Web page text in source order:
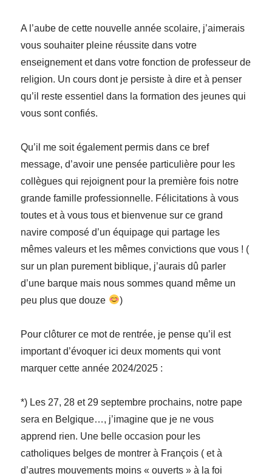
A l’aube de cette nouvelle année scolaire, j’aimerais
vous souhaiter pleine réussite dans votre
enseignement et dans votre fonction de professeur de
religion. Un cours dont je persiste à dire et à penser
qu’il reste essentiel dans la formation des jeunes qui
vous sont confiés.
Qu’il me soit également permis dans ce bref
message, d’avoir une pensée particulière pour les
collègues qui rejoignent pour la première fois notre
grande famille professionnelle. Félicitations à vous
toutes et à vous tous et bienvenue sur ce grand
navire composé d’un équipage qui partage les
mêmes valeurs et les mêmes convictions que vous ! (
sur un plan purement biblique, j’aurais dû parler
d’une barque mais nous sommes quand même un
peu plus que douze
)
Pour clôturer ce mot de rentrée, je pense qu’il est
important d’évoquer ici deux moments qui vont
marquer cette année 2024/2025 :
*) Les 27, 28 et 29 septembre prochains, notre pape
sera en Belgique…, j’imagine que je ne vous
apprend rien. Une belle occasion pour les
catholiques belges de montrer à François ( et à
d’autres mouvements moins « ouverts » à la foi